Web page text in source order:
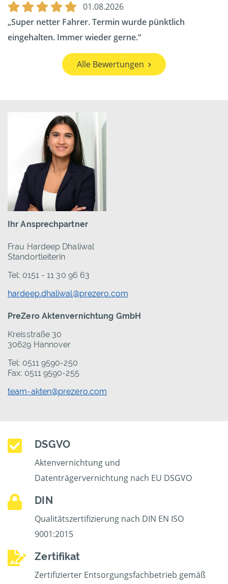
01.08.2026
Super netter Fahrer. Termin wurde pünktlich
eingehalten. Immer wieder gerne.
Alle Bewertungen
Ihr Ansprechpartner
Frau Hardeep Dhaliwal
Standortleiterin
Tel: 0151 - 11 30 96 63
hardeep.dhaliwal@prezero.com
PreZero Aktenvernichtung GmbH
Kreisstraße 30
30629 Hannover
Tel: 0511 9590-250
Fax: 0511 9590-255
team-akten@prezero.com
DSGVO
Aktenvernichtung und
Datenträgervernichtung nach EU DSGVO
DIN
Qualitätszertifizierung nach DIN EN ISO
9001:2015
Zertifikat
Zertifizierter Entsorgungsfachbetrieb gemäß